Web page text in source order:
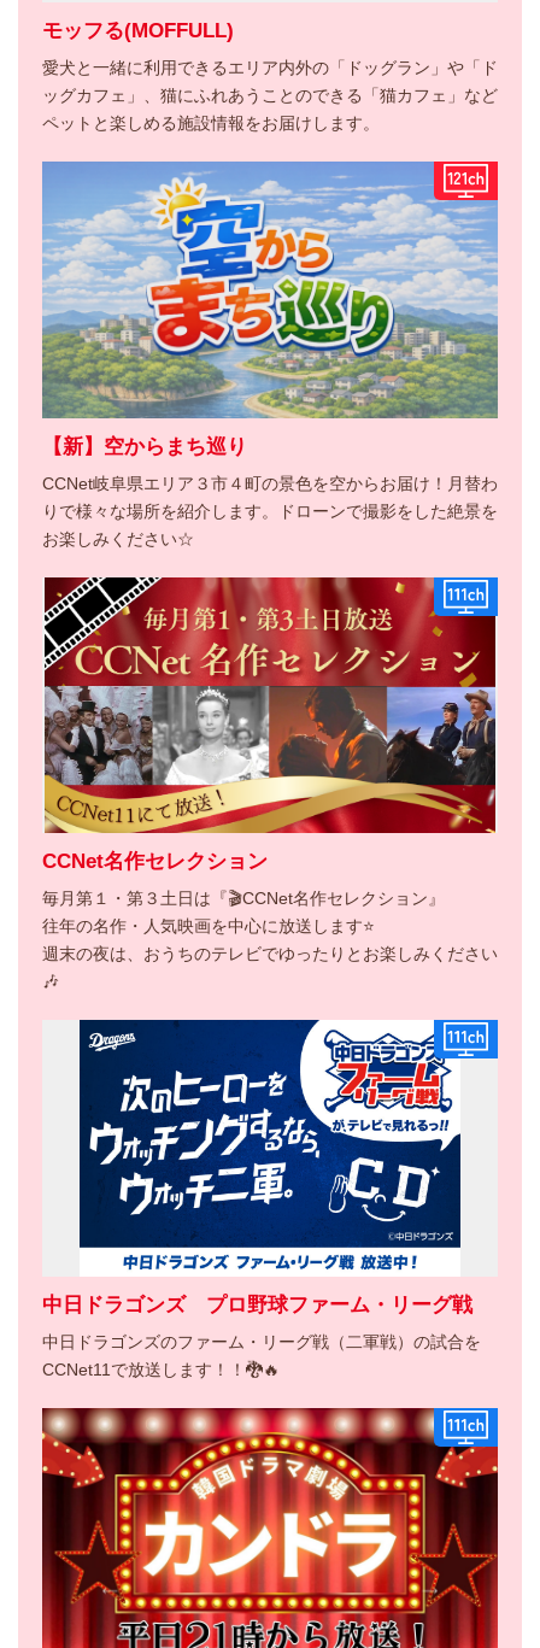
モッフる(MOFFULL)
愛犬と一緒に利用できるエリア内外の「ドッグラン」や「ド
ッグカフェ」、猫にふれあうことのできる「猫カフェ」など
ペットと楽しめる施設情報をお届けします。
【新】空からまち巡り
CCNet岐阜県エリア３市４町の景色を空からお届け！月替わ
りで様々な場所を紹介します。ドローンで撮影をした絶景を
お楽しみください☆
CCNet名作セレクション
毎月第１・第３土日は『🎬CCNet名作セレクション』
往年の名作・人気映画を中心に放送します⭐
週末の夜は、おうちのテレビでゆったりとお楽しみください
🎶
中日ドラゴンズ プロ野球ファーム・リーグ戦
中日ドラゴンズのファーム・リーグ戦（二軍戦）の試合を
CCNet11で放送します！！🐉🔥